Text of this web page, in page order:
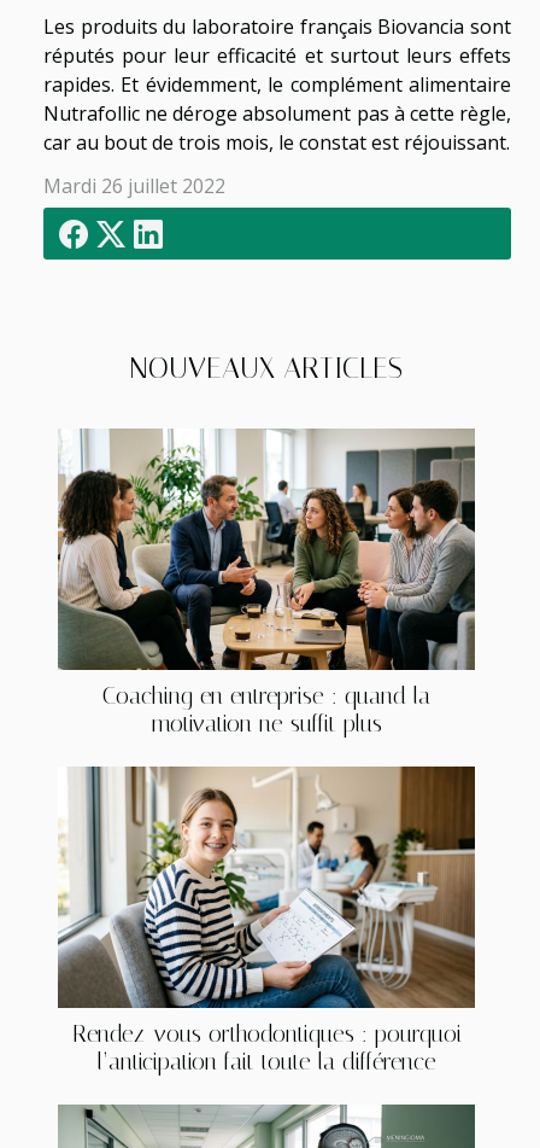
NOUVEAUX ARTICLES
Coaching en entreprise : quand la
motivation ne suffit plus
Rendez-vous orthodontiques : pourquoi
l’anticipation fait toute la différence
Les produits du laboratoire français Biovancia sont
réputés pour leur efficacité et surtout leurs effets
rapides. Et évidemment, le complément alimentaire
Nutrafollic ne déroge absolument pas à cette règle,
car au bout de trois mois, le constat est réjouissant.
Mardi 26 juillet 2022